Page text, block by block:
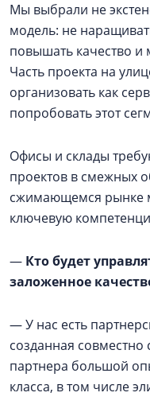
Мы выбрали не
модель: не
повышать качество и
Часть проекта на
организовать как
попробовать этот
Офисы и склады
проектов в смежных
сжимающемся рынке
ключевую
— Кто будет
заложенное
— У нас есть
созданная
партнера большой
класса, в том числе